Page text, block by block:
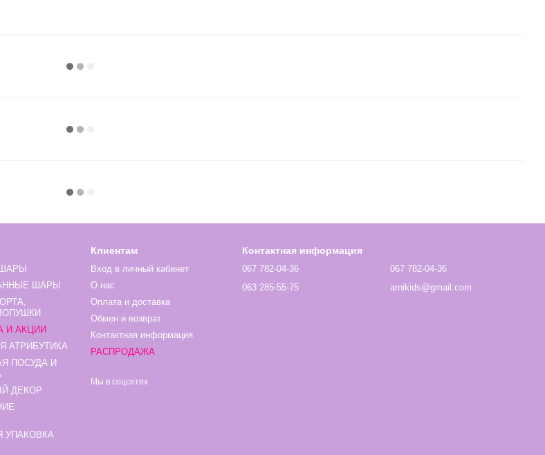
ШАРЫ
И АКЦИИ
АТРИБУТИКА
ПОСУДА И
ДЕКОР
УПАКОВКА
Клиентам
Вход в личный кабинет
О нас
Оплата и доставка
Обмен и возврат
Контактная информация
РАСПРОДАЖА
Мы в соцсетях
Контактная информация
067 782-04-36
063 285-55-75
067 782-04-36
arnikids@gmail.com